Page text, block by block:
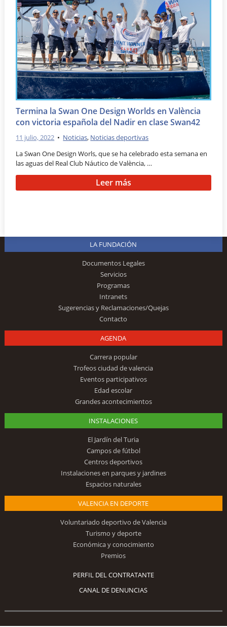
Termina la Swan One Design Worlds en València
con victoria española del Nadir en clase Swan42
11 julio, 2022 • Noticias, Noticias deportivas
La Swan One Design Worls, que se ha celebrado esta semana en
las aguas del Real Club Náutico de València, …
Leer más
LA FUNDACIÓN
Documentos Legales
Servicios
Programas
Intranets
Sugerencias y Reclamaciones/Quejas
Contacto
AGENDA
Carrera popular
Trofeos ciudad de valencia
Eventos participativos
Edad escolar
Grandes acontecimientos
INSTALACIONES
El Jardín del Turia
Campos de fútbol
Centros deportivos
Instalaciones en parques y jardines
Espacios naturales
VALENCIA EN DEPORTE
Voluntariado deportivo de Valencia
Turismo y deporte
Económica y conocimiento
Premios
PERFIL DEL CONTRATANTE
CANAL DE DENUNCIAS